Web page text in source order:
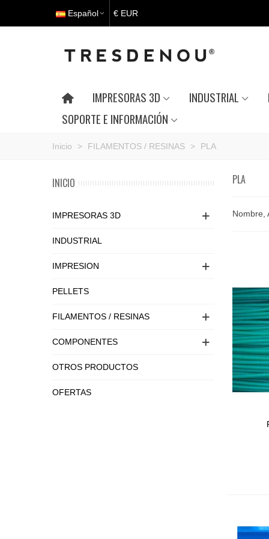
Español € EUR
IMPRESORAS 3D INDUSTRIAL
SOPORTE E INFORMACIÓN
Inicio > FILAMENTOS / RESINAS > PLA
INICIO
IMPRESORAS 3D
INDUSTRIAL
IMPRESION
PELLETS
FILAMENTOS / RESINAS
COMPONENTES
OTROS PRODUCTOS
OFERTAS
PLA
Nombre,